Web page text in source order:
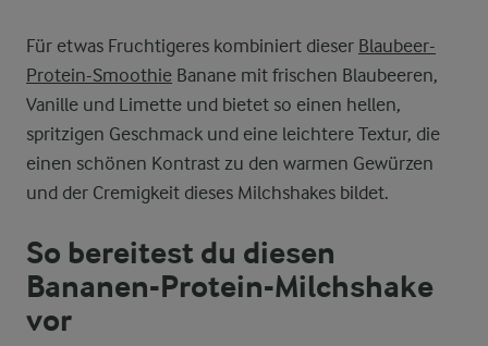
Für etwas Fruchtigeres kombiniert dieser Blaubeer-
Protein-Smoothie Banane mit frischen Blaubeeren,
Vanille und Limette und bietet so einen hellen,
spritzigen Geschmack und eine leichtere Textur, die
einen schönen Kontrast zu den warmen Gewürzen
und der Cremigkeit dieses Milchshakes bildet.
So bereitest du diesen
Bananen-Protein-Milchshake
vor